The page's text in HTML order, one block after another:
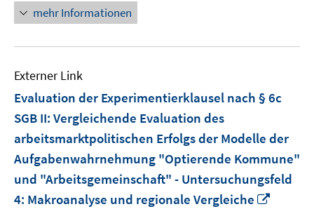
mehr Informationen
Externer Link
Evaluation der Experimentierklausel nach § 6c
SGB II: Vergleichende Evaluation des
arbeitsmarktpolitischen Erfolgs der Modelle der
Aufgabenwahrnehmung "Optierende Kommune"
und "Arbeitsgemeinschaft" - Untersuchungsfeld
4: Makroanalyse und regionale Vergleiche